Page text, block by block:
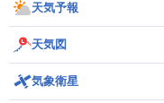
天気予報
天気図
気象衛星